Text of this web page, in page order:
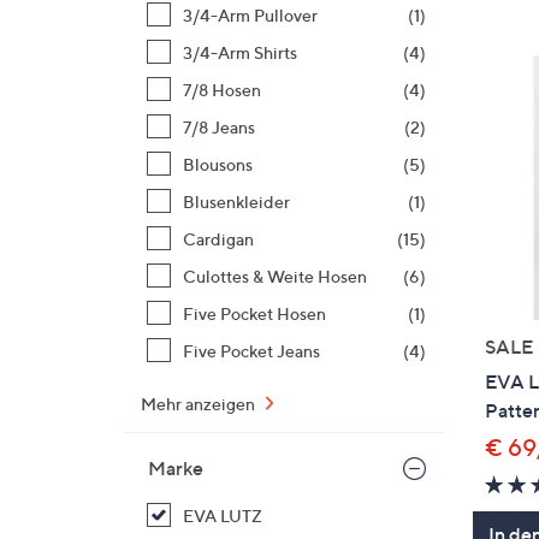
3/4-Arm Pullover
(1)
3/4-Arm Shirts
(4)
7/8 Hosen
(4)
7/8 Jeans
(2)
Blousons
(5)
Blusenkleider
(1)
Cardigan
(15)
Culottes & Weite Hosen
(6)
Five Pocket Hosen
(1)
Five Pocket Jeans
(4)
Mehr anzeigen
Marke
EVA LUTZ
SALE
EVA
€
In